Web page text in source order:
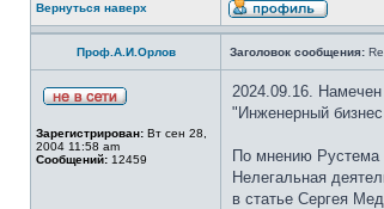
Вернуться наверх
Проф.А.И.Орлов Заголовок сообщения:
Зарегистрирован: Вт сен 28,
2004 11:58 am
Сообщений: 12459
2024.09.16. Намечен
"Инженерный
По мнению Рустема
Нелегальная
в статье Сергея